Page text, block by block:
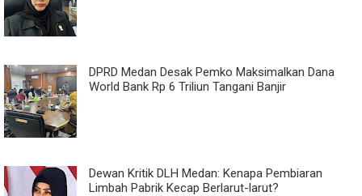
DPRD Medan Desak Pemko Maksimalkan Dana
World Bank Rp 6 Triliun Tangani Banjir
Dewan Kritik DLH Medan: Kenapa Pembiaran
Limbah Pabrik Kecap Berlarut-larut?